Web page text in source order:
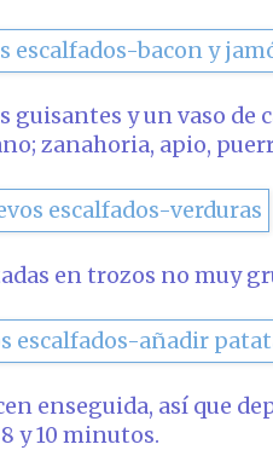
guisantes y un vaso de
zanahoria, apio,
en trozos no muy
enseguida, así que
y 10 minutos.